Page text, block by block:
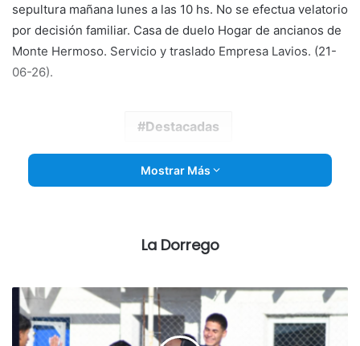
sepultura mañana lunes a las 10 hs. No se efectua velatorio
por decisión familiar. Casa de duelo Hogar de ancianos de
Monte Hermoso. Servicio y traslado Empresa Lavios. (21-
06-26).
Destacadas
Mostrar Más
La Dorrego